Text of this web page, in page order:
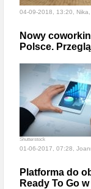
04-09-2018, 13:20, Nika,
Nowy
Polsce.
Shutterstock
01-06-2017, 07:28,
Platforma do
Ready To Go